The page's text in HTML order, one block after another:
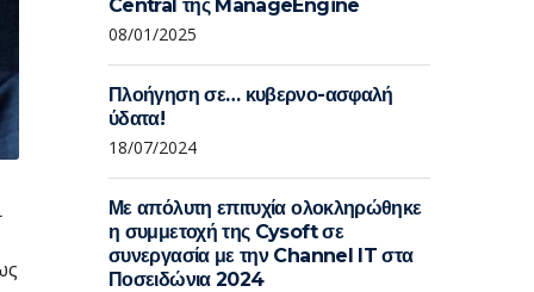
Central της ManageEngine
08/01/2025
Πλοήγηση σε… κυβερνο-ασφαλή
ύδατα!
18/07/2024
Με απόλυτη επιτυχία ολοκληρώθηκε
η συμμετοχή της Cysoft σε
συνεργασία με την Channel IT στα
Ποσειδώνια 2024